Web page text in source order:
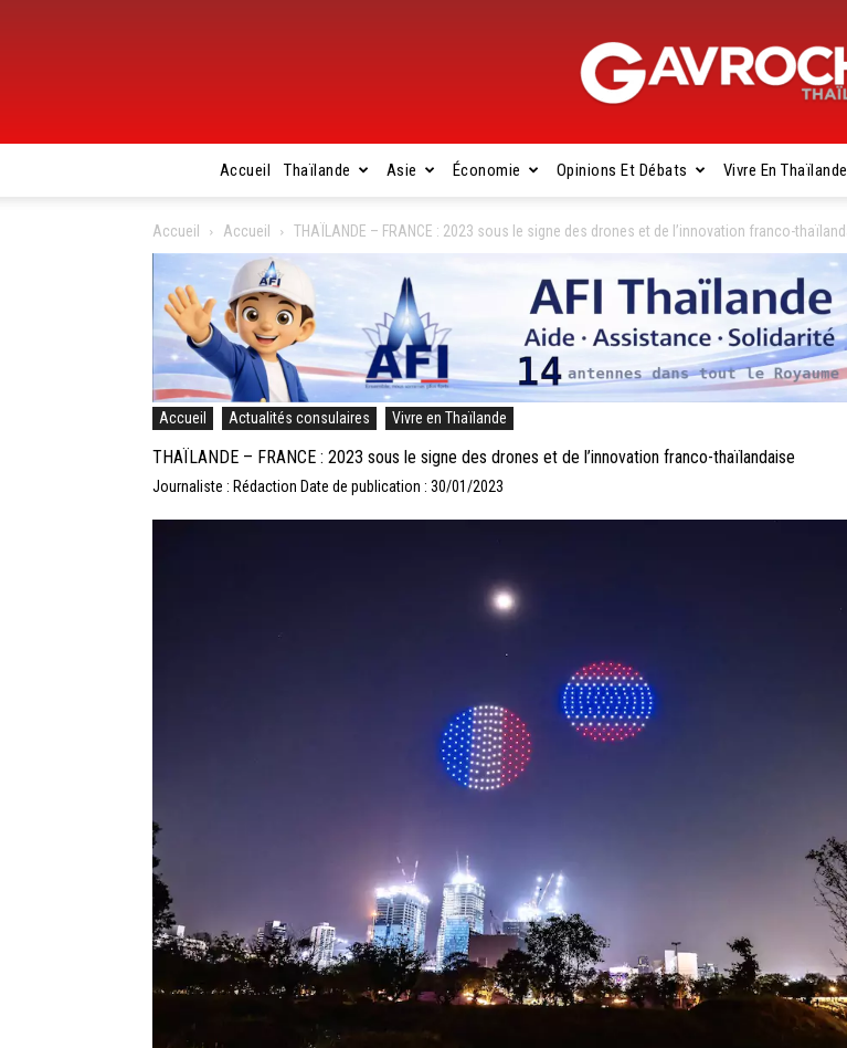
Gavroche
Thaïlande
Accueil Thaïlande Asie Économie Opinions Et Débats Vivre En Thaïlande
Accueil Accueil THAÏLANDE – FRANCE : 2023 sous le signe des drones et de l’innovation franco-
Accueil Actualités consulaires Vivre en Thaïlande
THAÏLANDE – FRANCE : 2023 sous le signe des drones et de l’innovation franco-thaïlandaise
Journaliste : Rédaction Date de publication : 30/01/2023